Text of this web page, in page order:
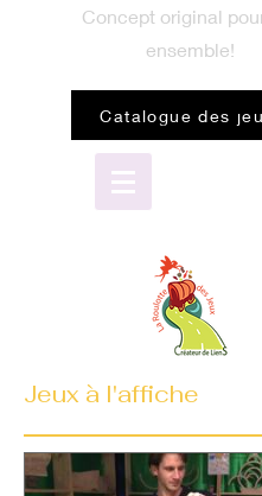
Concept original
ensemble!
Catalogue des
Jeux à l'affiche